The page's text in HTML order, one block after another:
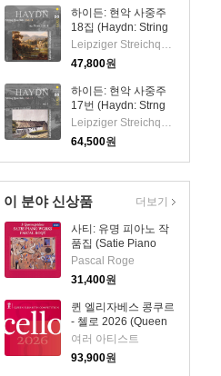
Streichquartett
하이든: 현악 사중주
18집 (Haydn: String
Quartets Vol.18)(CD)
- Leipziger
Streichquartett
Leipziger Streichquartett
47,800원
하이든: 현악 사중주
17번 (Haydn: Strng
Quartets Vol.17)
(2CD) - Leipziger
Streichquartett
Leipziger Streichquartett
64,500원
이 분야 신상품
사티: 유명 피아노 작
품집 (Satie Piano
Works - 3
Gymnopedies)
(SHM-CD)(일본반) -
Pascal Roge
Pascal Roge
31,400원
퀸 엘리자베스 콩쿠르
- 첼로 2026 (Queen
Elisabeth
Competition: Cello
2026) (4CD) - 여러
여러 아티스트
93,900원
더보기